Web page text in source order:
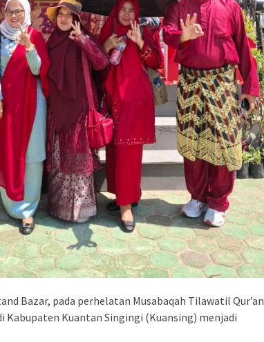
Bazar, pada perhelatan Musabaqah Tilawatil Qur’an
Kabupaten Kuantan Singingi (Kuansing) menjadi